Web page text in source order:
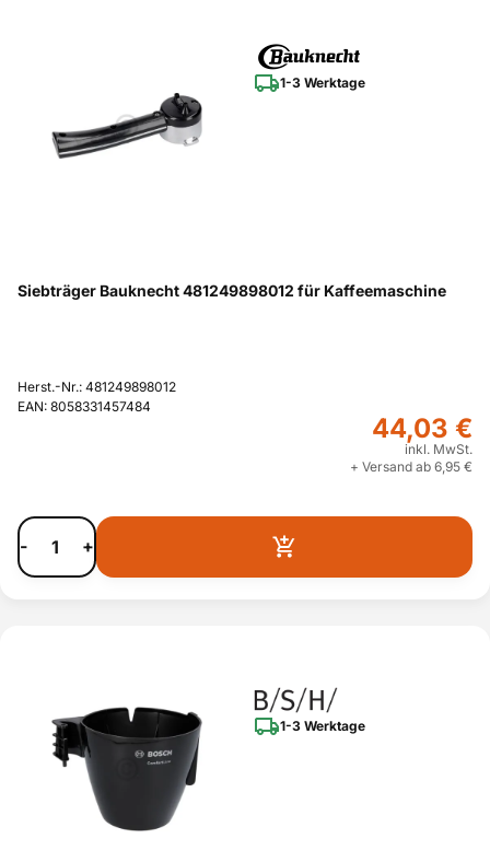
1-3 Werktage
Siebträger Bauknecht 481249898012 für Kaffeemaschine
Herst.-Nr.: 481249898012
EAN: 8058331457484
44,03 €
inkl. MwSt.
+ Versand ab 6,95 €
- +
1-3 Werktage